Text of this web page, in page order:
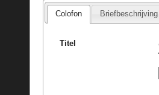
Colofon Briefbeschrijving
Titel